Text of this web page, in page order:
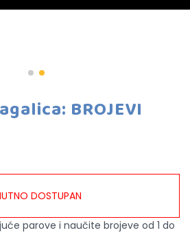
BROJEVI
DOSTUPAN
parove i naučite brojeve od 1 do